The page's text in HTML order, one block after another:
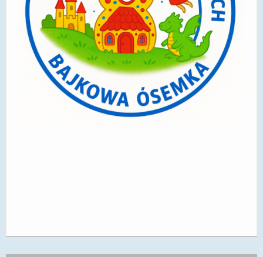
DOSTĘPNOŚĆ
POLITYKA PRYWATNOŚCI
RODO
EGZAMIN ÓSMOKLASISTY
STANDARDY OCHRONY MAŁOLETNICH